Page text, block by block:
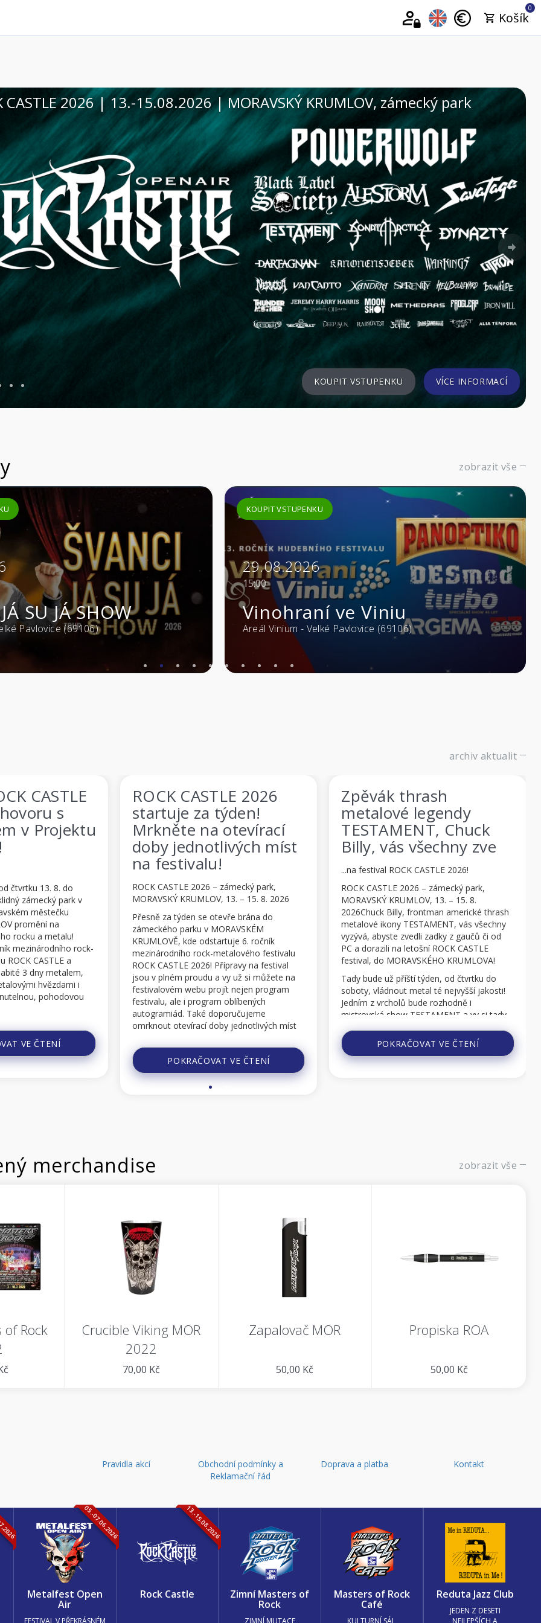
0
Košík
VE VINIU 2026 | 29.08.2026 | VELKÉ PAVLOVICE, Areál Vinium
KOUPIT VSTUPENKU VÍCE INFORMACÍ
zobrazit vše
ve Viniu
Pavlovice (69106)
KOUPIT VSTUPENKU
03.10.2026
20:00
Blackbriar
Masters of Rock Café - Zlín (76001)
archiv aktualit
2026
týden!
otevírací
míst
– zámecký park,
13. – 15. 8. 2026
brána do
6. ročník
metalového festivalu
Přípravy na festival
a vy už si můžete na
nejen program
oblíbených
...
VE ČTENÍ
Zpěvák thrash
metalové legendy
TESTAMENT, Chuck
Billy, vás všechny zve
...na festival ROCK CASTLE 2026!
ROCK CASTLE 2026 – zámecký park,
MORAVSKÝ KRUMLOV, 13. – 15. 8.
2026Chuck Billy, frontman americké thrash
metalové ikony TESTAMENT, vás všechny
vyzývá, abyste zvedli zadky z gaučů či od
PC a dorazili na letošní ROCK CASTLE
festival, do MORAVSKÉHO KRUMLOVA!
Tady bude už příští týden, od čtvrtku do
soboty, vládnout metal té nejvyšší jakosti!
Jedním z vrcholů bude rozhodně i
mistrovská show TESTAMENT a vy si tady
můžete pořádně vyčistit ...
POKRAČOVAT VE ČTENÍ
Spojte metal s historií a
uměním! ROCK
CASTLE 2026 vás zve
na prohlídky
...slavné Muchovy Slovanské Epopeje,
zámecké věže a šlechtických komnat! Pro
návštěvníky festivalu po celé 3 dny za super
cenu!
ROCK CASTLE 2026 – zámecký park,
MORAVSKÝ KRUMLOV, 13. – 15. 8.
2026 Rock-metalový festival ROCK CASTLE
v MORAVSKÉM KRUMLOVĚ v sobě spojuje
nejen světové metalové hvězdy a pohodu
letních dní a horkých nocí, ale můžete se
tady pokochat i uměním a načerpat i
vědomosti a zážitky z historie tohoto
POKRAČOVAT VE ČTENÍ
merchandise zobrazit vše
of Rock
Crucible Viking MOR
2022
70,00 Kč
Zapalovač MOR
50,00 Kč
Propiska ROA
50,00 Kč
Pravidla akcí
Obchodní podmínky a
Reklamační řád
Doprava a platba Kontakt
05.-07.06.2026
Metalfest Open
Air
FESTIVAL V PŘEKRÁSNÉM
13.-15.08.2026
Rock Castle Zimní Masters of
Rock
ZIMNÍ MUTACE
Masters of Rock
Café
KULTURNÍ SÁL,
Reduta Jazz Club
JEDEN Z DESETI
NEJLEPŠÍCH A